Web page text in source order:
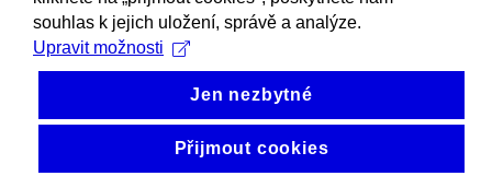
souhlas k jejich uložení, správě a analýze.
Upravit možnosti
Jen nezbytné
Přijmout cookies